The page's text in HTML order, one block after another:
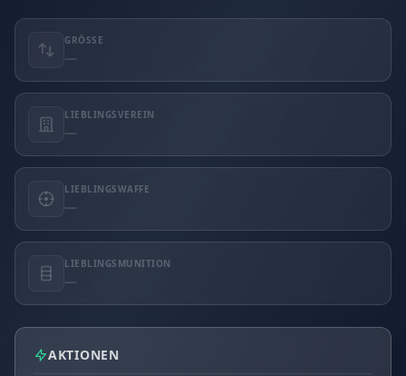
GRÖSSE
—
LIEBLINGSVEREIN
—
LIEBLINGSWAFFE
—
LIEBLINGSMUNITION
—
AKTIONEN